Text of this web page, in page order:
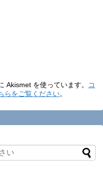
Akismet を使っています。
コ
らをご覧ください。